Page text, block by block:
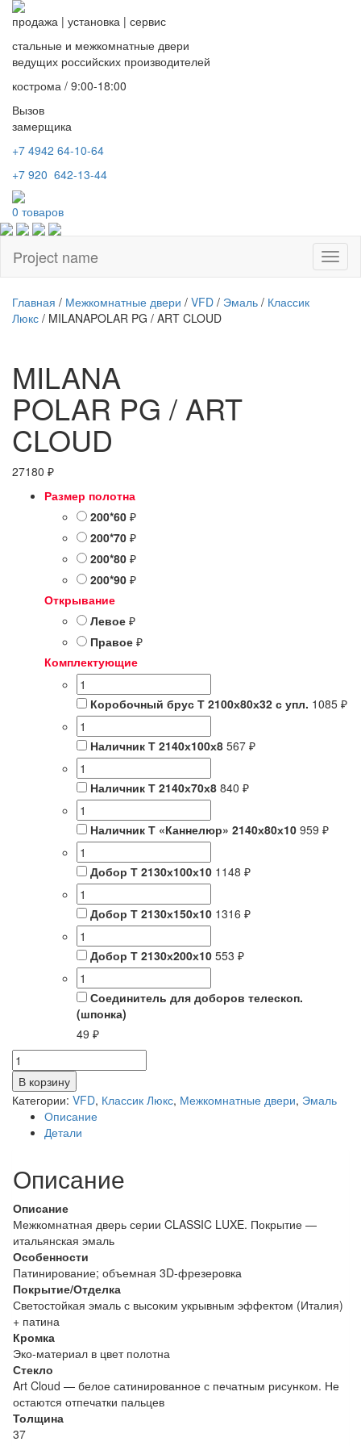
продажа | установка | сервис
стальные и межкомнатные двери
ведущих российских производителей
кострома / 9:00-18:00
Вызов
замерщика
+7 4942 64-10-64
+7 920 642-13-44
0 товаров
Project name
Главная / Межкомнатные двери / VFD / Эмаль / Классик
Люкс / MILANAPOLAR PG / ART CLOUD
MILANA
POLAR PG / ART
CLOUD
27180 ₽
Размер полотна
200*60 ₽
200*70 ₽
200*80 ₽
200*90 ₽
Открывание
Левое ₽
Правое ₽
Комплектующие
Коробочный брус Т 2100х80х32 с упл. 1085 ₽
Наличник Т 2140х100х8 567 ₽
Наличник Т 2140х70х8 840 ₽
Наличник Т «Каннелюр» 2140х80х10 959 ₽
Добор Т 2130х100х10 1148 ₽
Добор Т 2130х150х10 1316 ₽
Добор Т 2130х200х10 553 ₽
Соединитель для доборов телескоп.
(шпонка)
49 ₽
Количество
товара
MILANAPOLAR
PG
ART
В корзину
Категории: VFD, Классик Люкс, Межкомнатные двери, Эмаль
Описание
Детали
Описание
Описание
Межкомнатная дверь серии CLASSIC LUXE. Покрытие —
итальянская эмаль
Особенности
Патинирование; объемная 3D-фрезеровка
Покрытие/Отделка
Светостойкая эмаль с высоким укрывным эффектом (Италия)
+ патина
Кромка
Эко-материал в цвет полотна
Стекло
Art Cloud — белое сатинированное с печатным рисунком. Не
остаются отпечатки пальцев
Толщина
37